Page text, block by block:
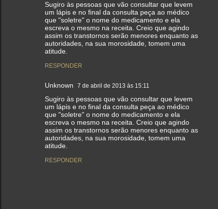
Sugiro às pessoas que vão consultar que levem
um lápis e no final da consulta peça ao médico
que "soletre" o nome do medicamento e ela
escreva o mesmo na receita. Creio que agindo
assim os transtornos serão menores enquanto as
autoridades, na sua morosidade, tomem uma
atitude.
RESPONDER
Unknown 7 de abril de 2013 às 15:11
Sugiro às pessoas que vão consultar que levem
um lápis e no final da consulta peça ao médico
que "soletre" o nome do medicamento e ela
escreva o mesmo na receita. Creio que agindo
assim os transtornos serão menores enquanto as
autoridades, na sua morosidade, tomem uma
atitude.
RESPONDER